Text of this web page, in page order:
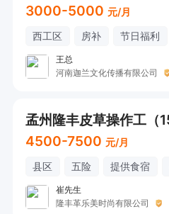
3000-5000 元/月
西工区 房补 节日福利
王总
河南迦兰文化传播有限公司
4500-7500 元/月
县区 五险 提供食宿
崔先生
隆丰革乐美时尚有限公司